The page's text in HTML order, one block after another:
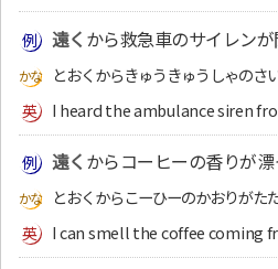
遠く から救急車のサイレンが
とおくからきゅうきゅうしゃのさ
I heard the ambulance siren
遠くからコーヒーの香りが漂
とおくからこーひーのかおりがた
I can smell the coffee coming